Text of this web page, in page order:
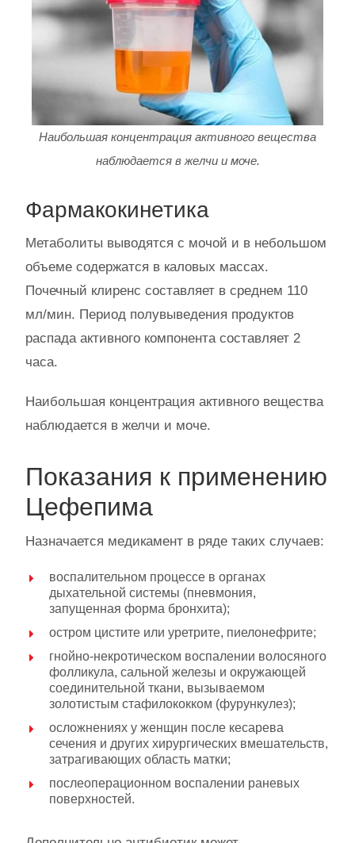
Наибольшая концентрация активного вещества
наблюдается в желчи и моче.
Фармакокинетика
Метаболиты выводятся с мочой и в небольшом
объеме содержатся в каловых массах.
Почечный клиренс составляет в среднем 110
мл/мин. Период полувыведения продуктов
распада активного компонента составляет 2
часа.
Наибольшая концентрация активного вещества
наблюдается в желчи и моче.
Показания к применению
Цефепима
Назначается медикамент в ряде таких случаев:
воспалительном процессе в органах
дыхательной системы (пневмония,
запущенная форма бронхита);
остром цистите или уретрите, пиелонефрите;
гнойно-некротическом воспалении волосяного
фолликула, сальной железы и окружающей
соединительной ткани, вызываемом
золотистым стафилококком (фурункулез);
осложнениях у женщин после кесарева
сечения и других хирургических вмешательств,
затрагивающих область матки;
послеоперационном воспалении раневых
поверхностей.